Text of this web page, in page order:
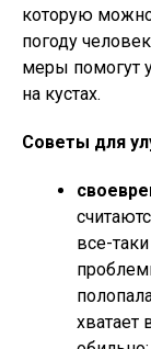
которую
погоду
меры помогут
на кустах.
Советы для
все-
хватает